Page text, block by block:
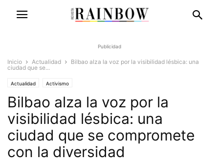
Publicidad
Inicio Actualidad
Bilbao alza la voz por la visibilidad lésbica: una
ciudad que se...
Actualidad Activismo
Bilbao alza la voz por la
visibilidad lésbica: una
ciudad que se compromete
con la diversidad